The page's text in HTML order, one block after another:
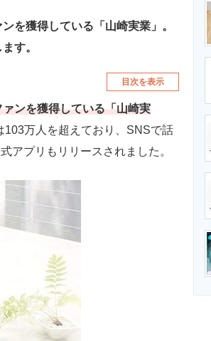
製造業のIT導入・
エネルギーの専
を獲得している「山崎実業」。
す。
目次を表示
ンを獲得している「山崎実
万人を超えており、SNSで話
アプリもリリースされました。